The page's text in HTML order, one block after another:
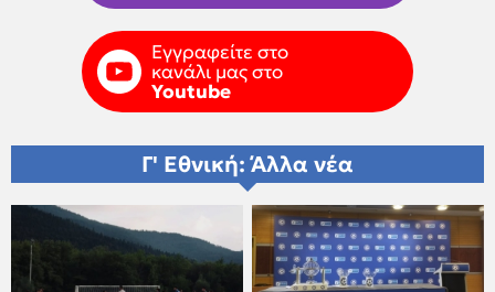
Εγγραφείτε στο
κανάλι μας στο
Youtube
Γ' Εθνική: Άλλα νέα